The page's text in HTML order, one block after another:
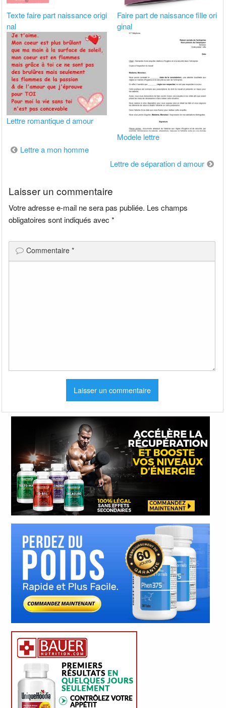
Texte faire part naissance origi
nal
Faire part de naissance fille ori
ginal
Lettre romantique d amour
Modele lettre
Navigation
Lettre a mon homme
Lettre de séparation d amour
Laisser un commentaire
Votre adresse e-mail ne sera pas publiée. Les champs
obligatoires sont indiqués avec*
Commentaire*